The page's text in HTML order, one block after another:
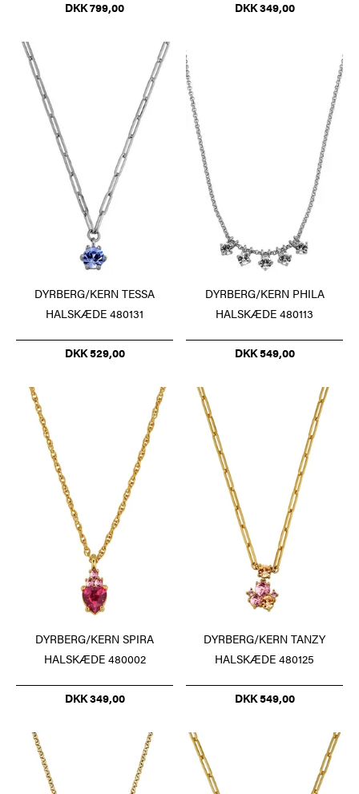
DKK 799,00 DKK 349,00
DYRBERG/KERN TESSA
HALSKÆDE 480131
DKK 529,00
DYRBERG/KERN PHILA
HALSKÆDE 480113
DKK 549,00
DYRBERG/KERN SPIRA
HALSKÆDE 480002
DKK 349,00
DYRBERG/KERN TANZY
HALSKÆDE 480125
DKK 549,00